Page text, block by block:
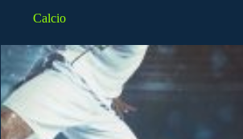
Calcio